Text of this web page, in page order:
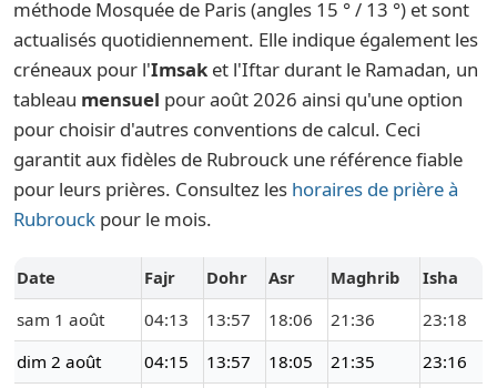
méthode Mosquée de Paris (angles 15 ° / 13 °) et sont
actualisés quotidiennement. Elle indique également les
créneaux pour l'Imsak et l'Iftar durant le Ramadan, un
tableau mensuel pour août 2026 ainsi qu'une option
pour choisir d'autres conventions de calcul. Ceci
garantit aux fidèles de Rubrouck une référence fiable
pour leurs prières. Consultez les horaires de prière à
Rubrouck pour le mois.
Date Fajr Dohr Asr Maghrib
Isha
sam 1 août
04:13 13:57 18:06 21:36
23:18
dim 2 août
04:15 13:57 18:05 21:35 23:16